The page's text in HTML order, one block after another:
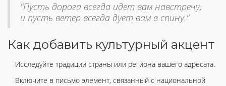
"Пусть дорога всегда идет вам навстречу,
и пусть ветер всегда дует вам в спину."
Как добавить культурный акцент
Исследуйте традиции страны или региона вашего адресата.
Включите в письмо элемент, связанный с национальной